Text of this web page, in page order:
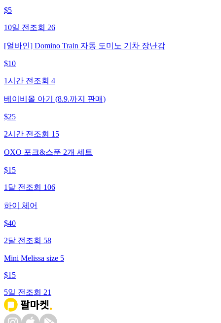
$5
10일 전 조회 26
[얼바인] Domino Train 자동 도미노 기차 장난감
$10
1시간 전 조회 4
베이비올 아기 (8.9.까지 판매)
$25
2시간 전 조회 15
OXO 포크&스푼 2개 세트
$15
1달 전 조회 106
하이 체어
$40
2달 전 조회 58
Mini Melissa size 5
$15
5일 전 조회 21